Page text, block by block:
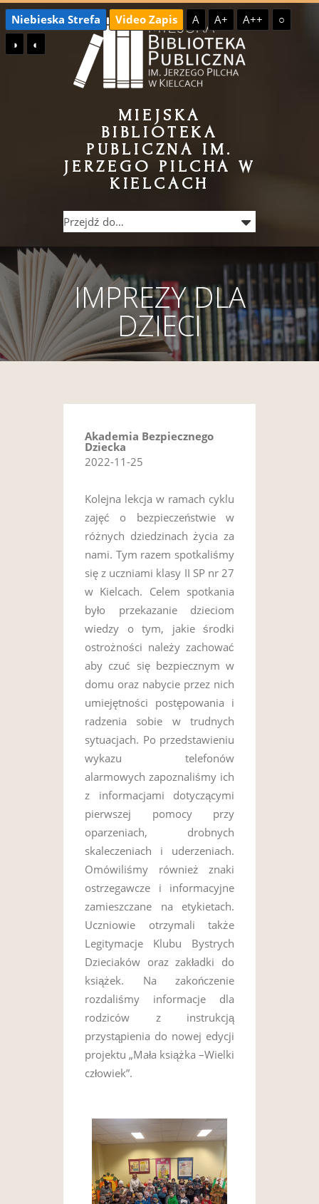
Przejdź
do
treści
Przejdź
do
menu
Niebieska Strefa Video Zapis A A+ A++
○
◑
◐
MIEJSKA
BIBLIOTEKA
PUBLICZNA IM.
JERZEGO PILCHA W
KIELCACH
IMPREZY DLA
DZIECI
Akademia Bezpiecznego
Dziecka
2022-11-25
Kolejna lekcja w ramach cyklu
zajęć o bezpieczeństwie w
różnych dziedzinach życia za
nami. Tym razem spotkaliśmy
się z uczniami klasy II SP nr 27
w Kielcach. Celem spotkania
było przekazanie dzieciom
wiedzy o tym, jakie środki
ostrożności należy zachować
aby czuć się bezpiecznym w
domu oraz nabycie przez nich
umiejętności postępowania i
radzenia sobie w trudnych
sytuacjach. Po przedstawieniu
wykazu telefonów
alarmowych zapoznaliśmy ich
z informacjami dotyczącymi
pierwszej pomocy przy
oparzeniach, drobnych
skaleczeniach i uderzeniach.
Omówiliśmy również znaki
ostrzegawcze i informacyjne
zamieszczane na etykietach.
Uczniowie otrzymali także
Legitymacje Klubu Bystrych
Dzieciaków oraz zakładki do
książek. Na zakończenie
rozdaliśmy informacje dla
rodziców z instrukcją
przystąpienia do nowej edycji
projektu „Mała książka –Wielki
człowiek”.